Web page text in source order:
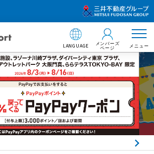
LANGUAGE メンバーズ
ページ メニュー